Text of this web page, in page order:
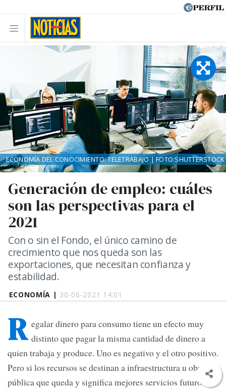
ECONOMÍA | 30-06-2021 14:01
Generación de empleo: cuáles
son las perspectivas para el
2021
Con o sin el Fondo, el único camino de
crecimiento que nos queda son las
exportaciones, que necesitan confianza y
estabilidad.
ECONOMÍA DEL CONOCIMIENTO: TELETRABAJO | FOTO:SHUTTERSTOCK
R egalar dinero para consumo tiene un efecto muy
distinto que pagar la misma cantidad de dinero a
quien trabaja y produce. Uno es negativo y el otro positivo.
Pero si los recursos se destinan a infraestructura u obra
pública que queda y significa mejores servicios futuros,